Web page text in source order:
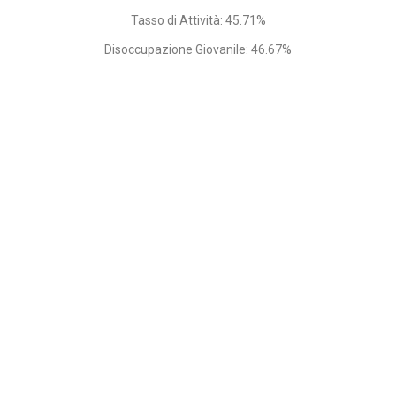
Tasso di Attività: 45.71%
Disoccupazione Giovanile: 46.67%